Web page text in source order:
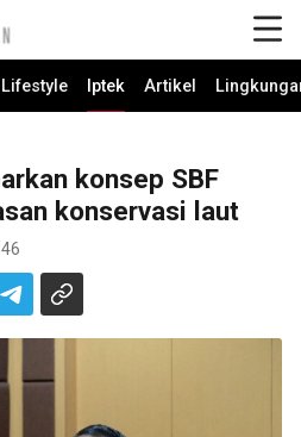
Lifestyle Iptek Artikel
konsep SBF
konservasi laut